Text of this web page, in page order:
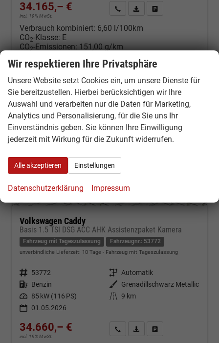
34.165,– €
incl. 19% MwSt.
Kontakt & Angebot anfordern
PDF-Datei, Fahrzeugexposé
Verbrauch kombiniert: 6,60 l/100km
CO2-Klasse: E
CO2-Emissionen: 151,00 g/km
Volkswagen Caddy
Basis 1.5 TSI DSG ACC AHK Assistenzpaket Kamera
Fahrzeug mit Tageszulassung Fahrzeugnr.: 53772
unverbindliche Lieferzeit: 10 Tage Fahrzeug mit Tageszulassung
Fahrzeugnr. 53772 Getriebe Automatik
Kraftstoff Benzin Außenfarbe
Grenadillschwarz Metallic
Leistung 85 kW (116 PS) Kilometerstand 9 km
01.05.2026
34.660,– €
incl. 19% MwSt.
Kontakt & Angebot anfordern
PDF-Datei, Fahrzeugexposé
Wir respektieren Ihre Privatsphäre
Unsere Website setzt Cookies ein, um unsere Dienste für
Sie bereitzustellen. Hierbei berücksichtigen wir Ihre
Auswahl und verarbeiten nur die Daten für Marketing,
Analytics und Personalisierung, für die Sie uns Ihr
Einverständnis geben. Sie können Ihre Einwilligung
jederzeit mit Wirkung für die Zukunft widerrufen.
Alle akzeptieren Einstellungen
Datenschutzerklärung Impressum